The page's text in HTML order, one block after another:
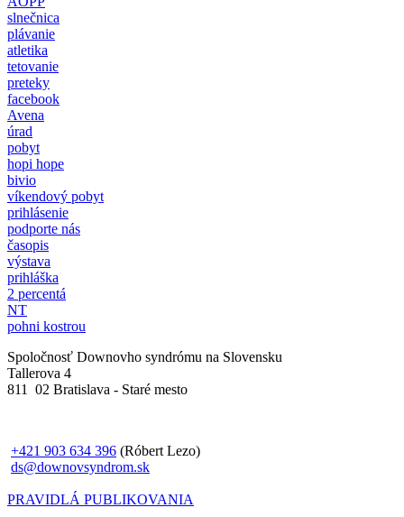
slnečnica
plávanie
atletika
tetovanie
preteky
facebook
Avena
úrad
pobyt
hopi hope
bivio
víkendový pobyt
prihlásenie
podporte nás
časopis
výstava
prihláška
2 percentá
NT
pohni kostrou
Spoločnosť Downovho syndrómu na Slovensku
Tallerova 4
811 02 Bratislava - Staré mesto
+421 903 634 396 (Róbert Lezo)
ds@downovsyndrom.sk
PRAVIDLÁ PUBLIKOVANIA